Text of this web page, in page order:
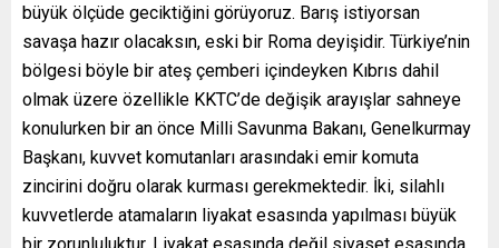
büyük ölçüde geciktiğini görüyoruz. Barış istiyorsan
savaşa hazır olacaksın, eski bir Roma deyişidir. Türkiye’nin
bölgesi böyle bir ateş çemberi içindeyken Kıbrıs dahil
olmak üzere özellikle KKTC’de değişik arayışlar sahneye
konulurken bir an önce Milli Savunma Bakanı, Genelkurmay
Başkanı, kuvvet komutanları arasındaki emir komuta
zincirini doğru olarak kurması gerekmektedir. İki, silahlı
kuvvetlerde atamaların liyakat esasında yapılması büyük
bir zorunluluktur. Liyakat esasında değil siyaset esasında